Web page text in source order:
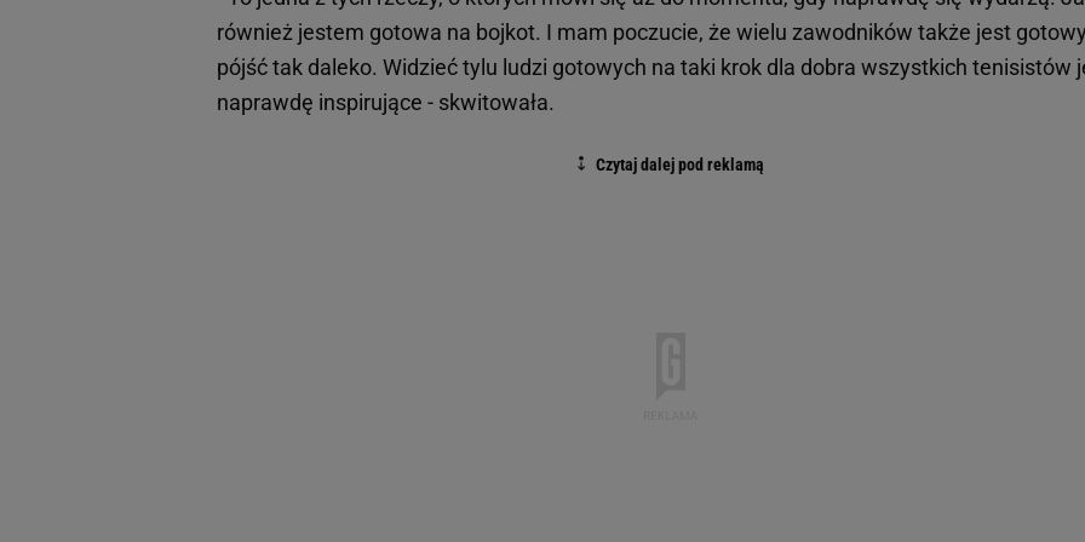
również jestem gotowa na bojkot. I mam poczucie, że wielu zawodników także jest
pójść tak daleko. Widzieć tylu ludzi gotowych na taki krok dla dobra wszystkich tenisistów
naprawdę inspirujące - skwitowała.